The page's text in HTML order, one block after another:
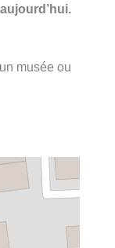
musée ou